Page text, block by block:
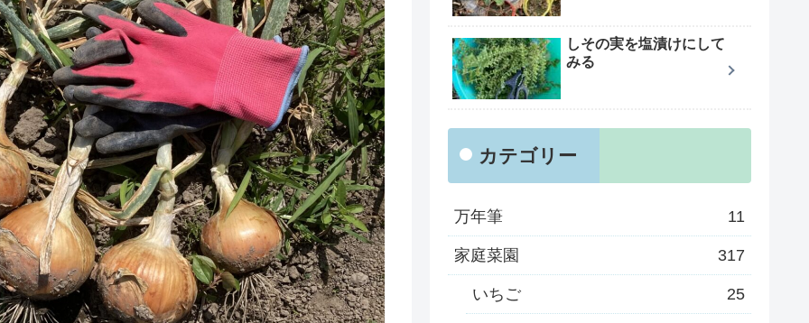
しその実を塩漬けにして
みる
カテゴリー
万年筆 11
家庭菜園 317
いちご 25